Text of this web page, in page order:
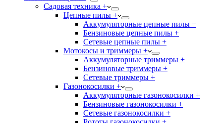
Садовая техника +
Цепные пилы +
Аккумуляторные цепные пилы +
Бензиновые цепные пилы +
Сетевые цепные пилы +
Мотокосы и триммеры +
Аккумуляторные триммеры +
Бензиновые триммеры +
Сетевые триммеры +
Газонокосилки +
Аккумуляторные газонокосилки +
Бензиновые газонокосилки +
Сетевые газонокосилки +